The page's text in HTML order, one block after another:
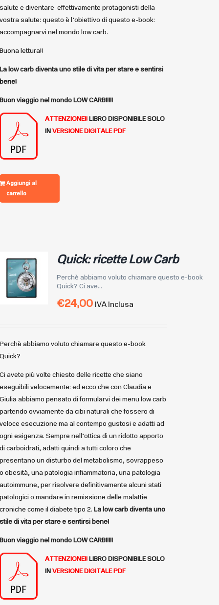
salute e diventare effettivamente protagonisti della
vostra salute: questo è l’obiettivo di questo e-book:
accompagnarvi nel mondo low carb.
Buona lettura!!
La low carb diventa uno stile di vita per stare e sentirsi
bene!
Buon viaggio nel mondo LOW CARB!!!!!
ATTENZIONE!!LIBRO DISPONIBILESOLO
INVERSIONE DIGITALE PDF
Aggiungi al
carrello
Quick: ricette Low Carb
Perchè abbiamo voluto chiamare questo e-book
Quick? Ci ave...
€24,00 IVA Inclusa
Perchè abbiamo voluto chiamare questo e-book
Quick?
Ci avete più volte chiesto delle ricette che siano
eseguibili velocemente: ed ecco che con Claudia e
Giulia abbiamo pensato di formularvi dei menu low carb
partendo ovviamente da cibi naturali che fossero di
veloce esecuzione ma al contempo gustosi e adatti ad
ogni esigenza. Sempre nell’ottica di un ridotto apporto
di carboidrati, adatti quindi a tutti coloro che
presentano un disturbo del metabolismo, sovrappeso
o obesità, una patologia infiammatoria, una patologia
autoimmune, per risolvere definitivamente alcuni stati
patologici o mandare in remissione delle malattie
croniche come il diabete tipo 2.La low carb diventa uno
stile di vita per stare e sentirsi bene!
Buon viaggio nel mondo LOW CARB!!!!!
ATTENZIONE!!LIBRO DISPONIBILESOLO
INVERSIONE DIGITALE PDF